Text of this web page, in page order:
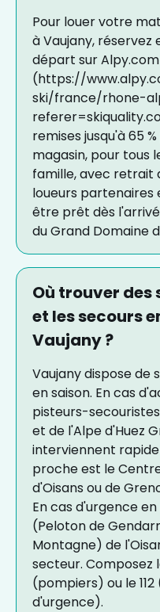
Pour louer votre
à Vaujany,
départ sur Alpy.com
(https://
ski/france/rhone-
remises jusqu'à 65
magasin, pour tous
famille, avec retrait
loueurs partenaires
être prêt dès
du Grand Domaine
Où trouver
et les secours
Vaujany ?
Vaujany dispose de
en saison. En cas
pisteurs-
et de l'Alpe d'Huez
interviennent
proche est le
d'Oisans ou de
En cas d'urgence
(Peloton de
Montagne) de
secteur. Composez
(pompiers) ou le
d'urgence).